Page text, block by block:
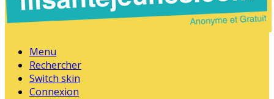
Menu
Rechercher
Switch skin
Connexion